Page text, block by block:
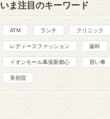
いま注目のキーワード
ATM ランチ クリニック
レディースファッション 歯科
イオンモール幕張新都心 習い事
美容院